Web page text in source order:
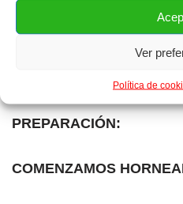
Ver
Política de
PREPARACIÓN:
COMENZAMOS